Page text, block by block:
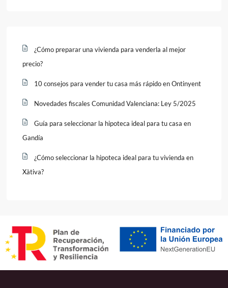
¿Cómo preparar una vivienda para venderla al mejor
precio?
10 consejos para vender tu casa más rápido en Ontinyent
Novedades fiscales Comunidad Valenciana: Ley 5/2025
Guía para seleccionar la hipoteca ideal para tu casa en
Gandía
¿Cómo seleccionar la hipoteca ideal para tu vivienda en
Xàtiva?